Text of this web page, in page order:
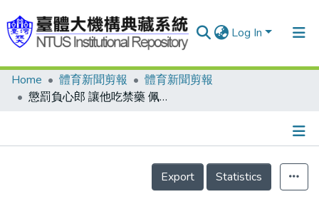
Log In
Communities & Collections
Home 體育新聞剪報
體育新聞剪報
懲罰負心郎 讓他吃禁藥 佩脫拉夫被女友設計 差點進不了亞城/田徑雙金戰 調到黃金時段/奧運正熱 美國大選降溫
Details
Export
Statistics